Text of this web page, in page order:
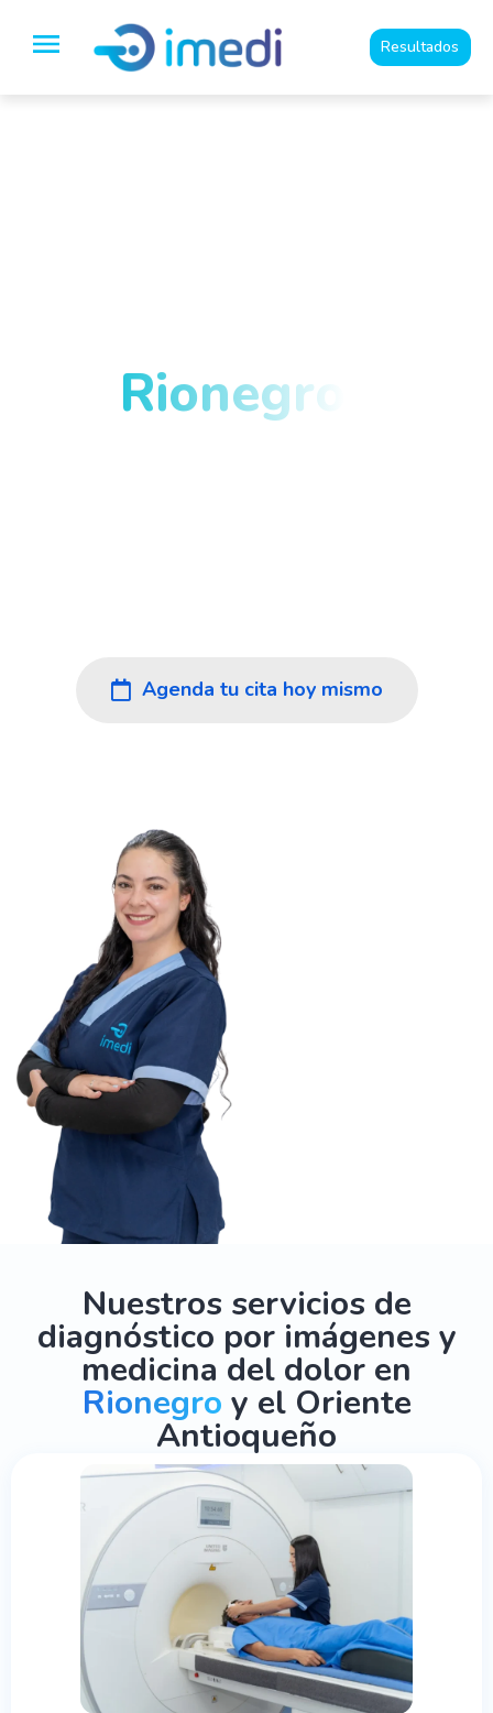
Resultados
Rionegro
Oriente
Agenda tu cita hoy mismo
Nuestros servicios de
diagnóstico por imágenes y
medicina del dolor en
Rionegro y el Oriente
Antioqueño